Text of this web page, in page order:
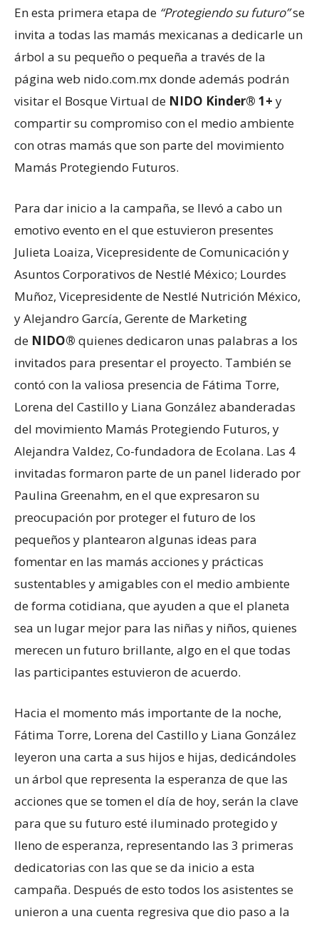
En esta primera etapa de “Protegiendo su futuro”se
invita a todas las mamás mexicanas a dedicarle un
árbol a su pequeño o pequeña a través de la
página web nido.com.mx donde además podrán
visitar el Bosque Virtual de NIDO Kinder® 1+ y
compartir su compromiso con el medio ambiente
con otras mamás que son parte del movimiento
Mamás Protegiendo Futuros.
Para dar inicio a la campaña, se llevó a cabo un
emotivo evento en el que estuvieron presentes
Julieta Loaiza, Vicepresidente de Comunicación y
Asuntos Corporativos de Nestlé México; Lourdes
Muñoz, Vicepresidente de Nestlé Nutrición México,
y Alejandro García, Gerente de Marketing
de NIDO® quienes dedicaron unas palabras a los
invitados para presentar el proyecto. También se
contó con la valiosa presencia de Fátima Torre,
Lorena del Castillo y Liana González abanderadas
del movimiento Mamás Protegiendo Futuros, y
Alejandra Valdez, Co-fundadora de Ecolana. Las 4
invitadas formaron parte de un panel liderado por
Paulina Greenahm, en el que expresaron su
preocupación por proteger el futuro de los
pequeños y plantearon algunas ideas para
fomentar en las mamás acciones y prácticas
sustentables y amigables con el medio ambiente
de forma cotidiana, que ayuden a que el planeta
sea un lugar mejor para las niñas y niños, quienes
merecen un futuro brillante, algo en el que todas
las participantes estuvieron de acuerdo.
Hacia el momento más importante de la noche,
Fátima Torre, Lorena del Castillo y Liana González
leyeron una carta a sus hijos e hijas, dedicándoles
un árbol que representa la esperanza de que las
acciones que se tomen el día de hoy, serán la clave
para que su futuro esté iluminado protegido y
lleno de esperanza, representando las 3 primeras
dedicatorias con las que se da inicio a esta
campaña. Después de esto todos los asistentes se
unieron a una cuenta regresiva que dio paso a la